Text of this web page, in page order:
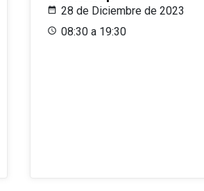
28 de Diciembre de 2023
08:30 a 19:30